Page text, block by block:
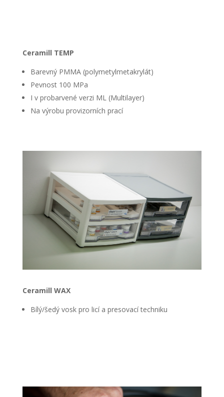
Ceramill TEMP
Barevný PMMA (polymetylmetakrylát)
Pevnost 100 MPa
I v probarvené verzi ML (Multilayer)
Na výrobu provizorních prací
Ceramill WAX
Bílý/šedý vosk pro licí a presovací techniku